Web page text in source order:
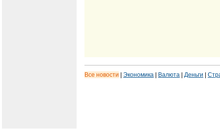
Все новости Экономика Валюта Деньги